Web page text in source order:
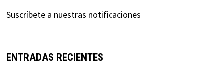
Suscríbete a nuestras notificaciones
ENTRADAS RECIENTES